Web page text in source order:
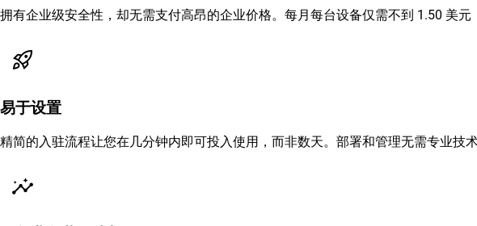
拥有企业级安全性，却无需支付高昂的企业价格。每月每台设备仅需不到 1.50 美元
rocket_launch
易于设置
精简的入驻流程让您在几分钟内即可投入使用，而非数天。部署和管理无需专业技术
insights